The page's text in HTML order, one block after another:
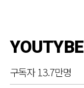
YOUTYBE
구독자 13.7만명